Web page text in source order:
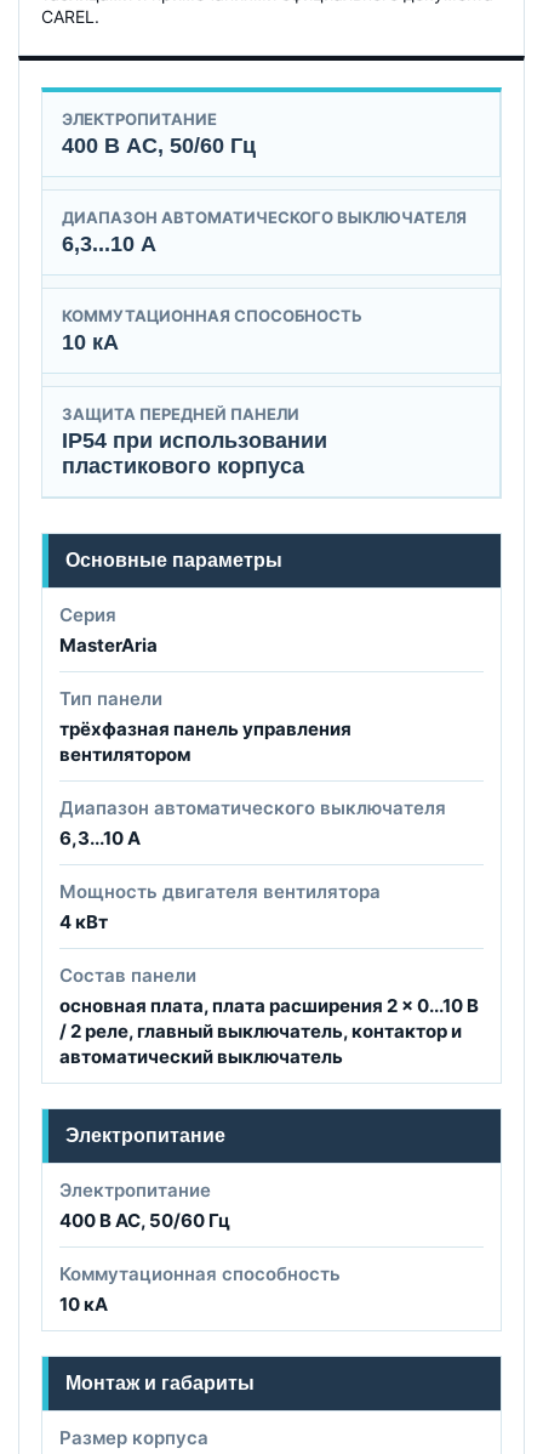
CAREL.
ЭЛЕКТРОПИТАНИЕ
400 В AC, 50/60 Гц
ДИАПАЗОН АВТОМАТИЧЕСКОГО ВЫКЛЮЧАТЕЛЯ
6,3...10 А
КОММУТАЦИОННАЯ СПОСОБНОСТЬ
10 кА
ЗАЩИТА ПЕРЕДНЕЙ ПАНЕЛИ
IP54 при использовании
пластикового корпуса
Основные параметры
Серия
MasterAria
Тип панели
трёхфазная панель управления
вентилятором
Диапазон автоматического выключателя
6,3...10 А
Мощность двигателя вентилятора
4 кВт
Состав панели
основная плата, плата расширения 2 × 0...10 В
/ 2 реле, главный выключатель, контактор и
автоматический выключатель
Электропитание
Электропитание
400 В AC, 50/60 Гц
Коммутационная способность
10 кА
Монтаж и габариты
Размер корпуса